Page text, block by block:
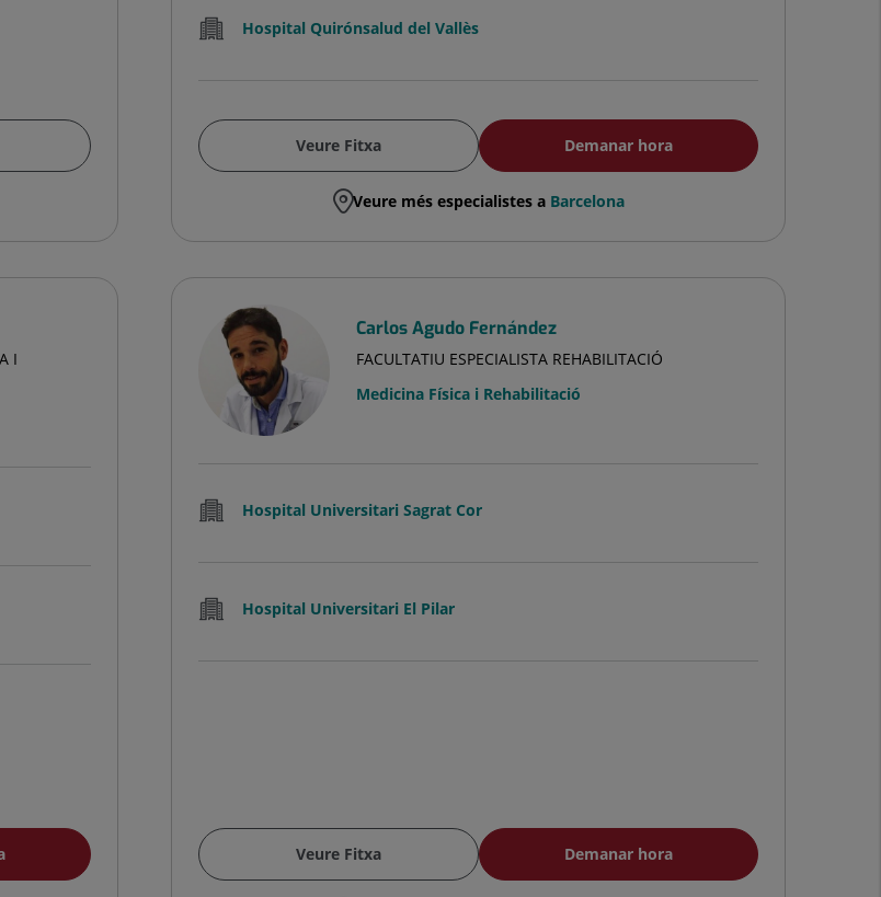
Hospital Quirónsalud del Vallès
Veure Fitxa Demanar hora
Veure més especialistes a Barcelona
I
Carlos Agudo Fernández
FACULTATIU ESPECIALISTA REHABILITACIÓ
Medicina Física i Rehabilitació
Hospital Universitari Sagrat Cor
Hospital Universitari El Pilar
Veure Fitxa Demanar hora